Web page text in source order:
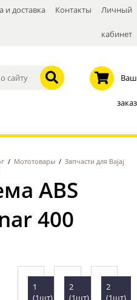
и доставка Контакты Личный
кабинет
Ваш
заказ
/ Мототовары / Запчасти для Bajaj
ABS
400
1
(1шт)
2
(1шт)
2
(1шт)